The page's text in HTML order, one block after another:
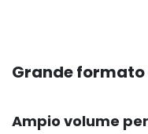
Grande
Ampio volume